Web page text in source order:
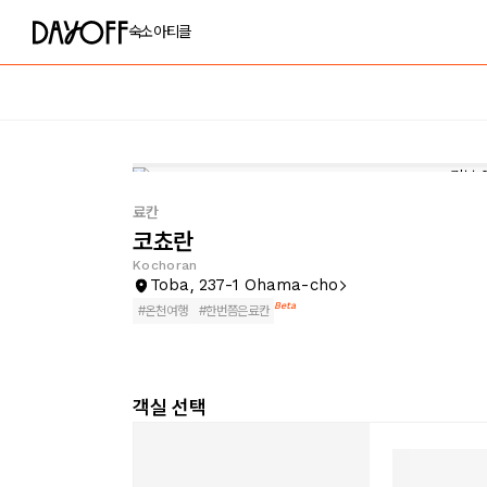
숙소아티클
료칸
코쵸란
Kochoran
Toba, 237-1 Ohama-cho
#온천여행 #한번쯤은료칸 Beta
객실 선택